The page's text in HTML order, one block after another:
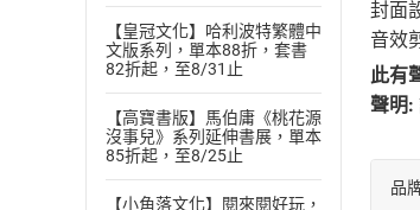
【皇冠文化】哈利波特繁體中
文版系列，單本88折，套書
82折起，至8/31止
【高寶書版】馬伯庸《桃花源
沒事兒》系列延伸書展，單本
85折起，至8/25止
【小角落文化】閱來閱好玩，
封面
音效
此有
聲明:
品